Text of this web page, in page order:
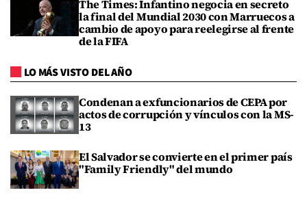
The Times: Infantino negocia en secreto
la final del Mundial 2030 con Marruecos a
cambio de apoyo para reelegirse al frente
de la FIFA
LO MÁS VISTO DEL AÑO
Condenan a exfuncionarios de CEPA por
actos de corrupción y vínculos con la MS-
13
El Salvador se convierte en el primer país
"Family Friendly" del mundo